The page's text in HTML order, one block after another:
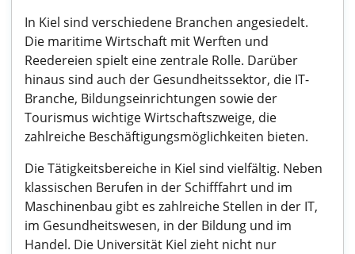
In Kiel sind verschiedene Branchen angesiedelt.
Die maritime Wirtschaft mit Werften und
Reedereien spielt eine zentrale Rolle. Darüber
hinaus sind auch der Gesundheitssektor, die IT-
Branche, Bildungseinrichtungen sowie der
Tourismus wichtige Wirtschaftszweige, die
zahlreiche Beschäftigungsmöglichkeiten bieten.
Die Tätigkeitsbereiche in Kiel sind vielfältig. Neben
klassischen Berufen in der Schifffahrt und im
Maschinenbau gibt es zahlreiche Stellen in der IT,
im Gesundheitswesen, in der Bildung und im
Handel. Die Universität Kiel zieht nicht nur